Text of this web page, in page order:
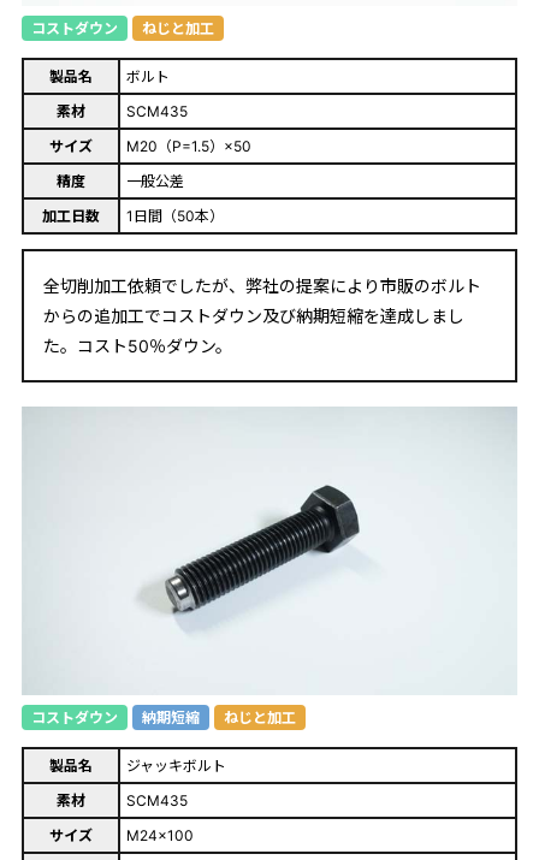
コストダウン ねじと加工
製品名
ボルト
素材
SCM435
サイズ
M20（P=1.5）×50
精度
一般公差
加工日数
1日間（50本）
全切削加工依頼でしたが、弊社の提案により市販のボルト
からの追加工でコストダウン及び納期短縮を達成しまし
た。コスト50％ダウン。
コストダウン 納期短縮 ねじと加工
製品名
ジャッキボルト
素材
SCM435
サイズ
M24×100